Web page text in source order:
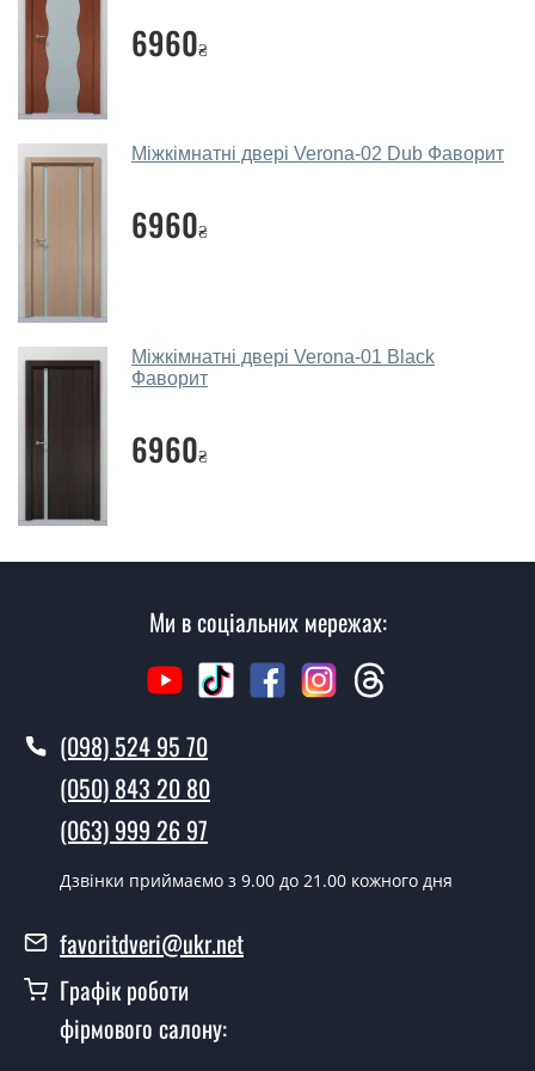
Каркас полотна міжкімнатних дверей виготовляється з
євробрусу (власного сушіння), що покривається МДФ
накладками товщиною 20 мм. Завдяки такій товщині
МДФ, вся конструкція виходить дуже міцною та
надійною.
Які міжкімнатні двері фаворит
порадите?
параметрів, бюджету та інших факторів. Підбір
міжкімнатних дверей ТМ Фаворит проводиться
індивідуально для кожного відвідувача.
Так, робимо. Наші фахівці можуть зробити замір та
собою каталоги кольорів та візерунків. Після виміру та
Скільки коштує викликати замірника?
Виклик замірника-консультанта коштує 500 грн.
дверей ТМ Фаворит?
Так робимо. Монтаж міжкімнатних дверей ТМ Фаворит
проводиться згідно з чергою, у всі дні крім неділі.
Скільки коштує встановлення дверей
Verona-06 Zolotoy dub?
Вартість встановлення дверей Verona-06 Zolotoy dub -
Можна на сьогодні викликати
замірника?
6960₴
Міжкімнатні двері Verona-02 Dub Фаворит
6960₴
Міжкімнатні двері Verona-01 Black
Фаворит
6960₴
Ми в соціальних мережах:
(098) 524 95 70
(050) 843 20 80
(063) 999 26 97
Дзвінки приймаємо з 9.00 до 21.00 кожного дня
favoritdveri@ukr.net
Графік роботи
фірмового салону: